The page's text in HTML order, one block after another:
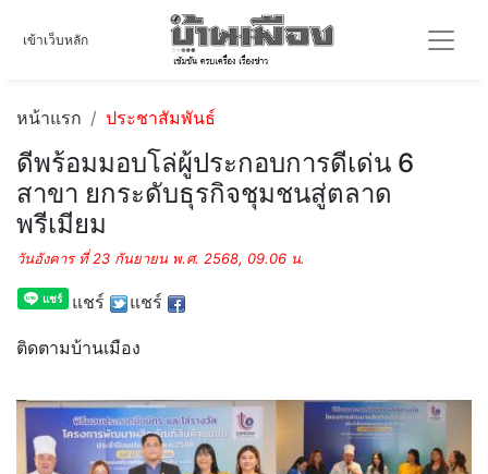
เข้าเว็บหลัก
หน้าแรก ประชาสัมพันธ์
ดีพร้อมมอบโล่ผู้ประกอบการดีเด่น 6
สาขา ยกระดับธุรกิจชุมชนสู่ตลาด
พรีเมียม
วันอังคาร ที่ 23 กันยายน พ.ศ. 2568, 09.06 น.
แชร์ แชร์
ติดตามบ้านเมือง